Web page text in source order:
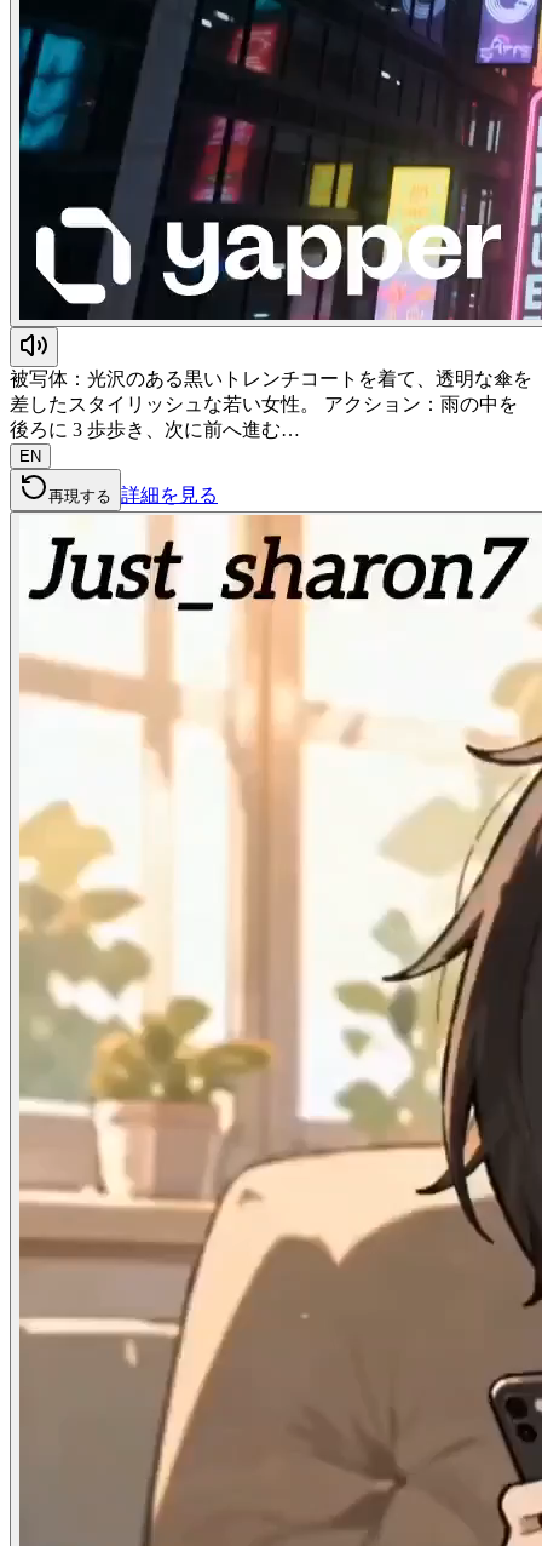
被写体：光沢のある黒いトレンチコートを着て、透明な傘を
差したスタイリッシュな若い女性。 アクション：雨の中を
後ろに 3 歩歩き、次に前へ進む…
EN
再現する 詳細を見る